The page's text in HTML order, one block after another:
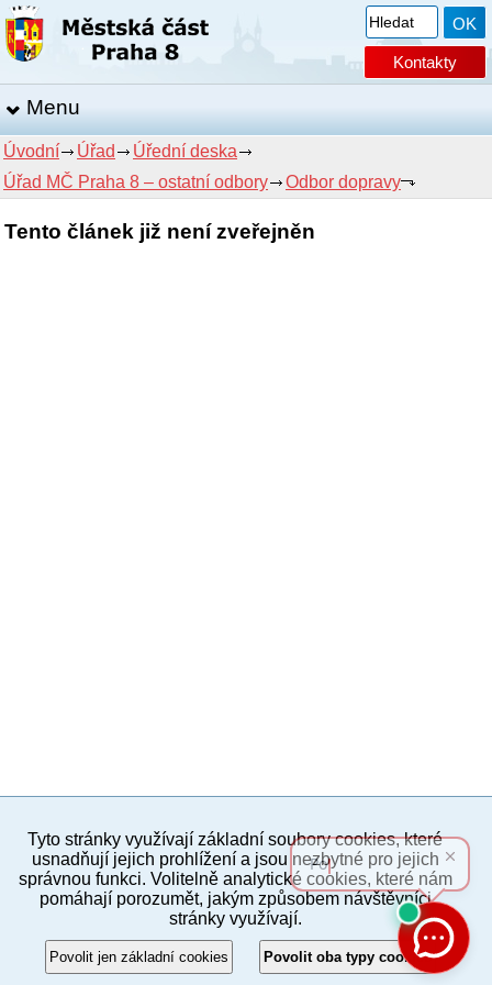
Kontakty
Menu
Úvodní Úřad
Úřední deska
Úřad MČ Praha 8 – ostatní odbory
Odbor dopravy
Tento článek již není zveřejněn
PC verze ENG
Povinné a praktické informace
© 2012–2019 MČ Praha 8
Tyto stránky využívají základní soubory cookies, které
usnadňují jejich prohlížení a jsou nezbytné pro jejich
správnou funkci. Volitelně analytické cookies, které nám
pomáhají porozumět, jakým způsobem návštěvníci
stránky využívají.
Povolit jen základní cookies Povolit oba typy cookies